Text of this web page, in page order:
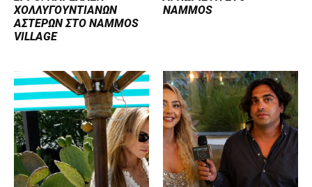
ΧΟΛΛΥΓΟΥΝΤΙΑΝΩΝ
ΑΣΤΕΡΩΝ ΣΤΟ NAMMOS
VILLAGE
NAMMOS